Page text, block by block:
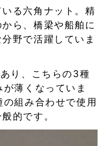
る六角ナット。精
ら、橋梁や船舶に
野で活躍していま
り、こちらの3種
薄くなっていま
組み合わせで使用
的です。